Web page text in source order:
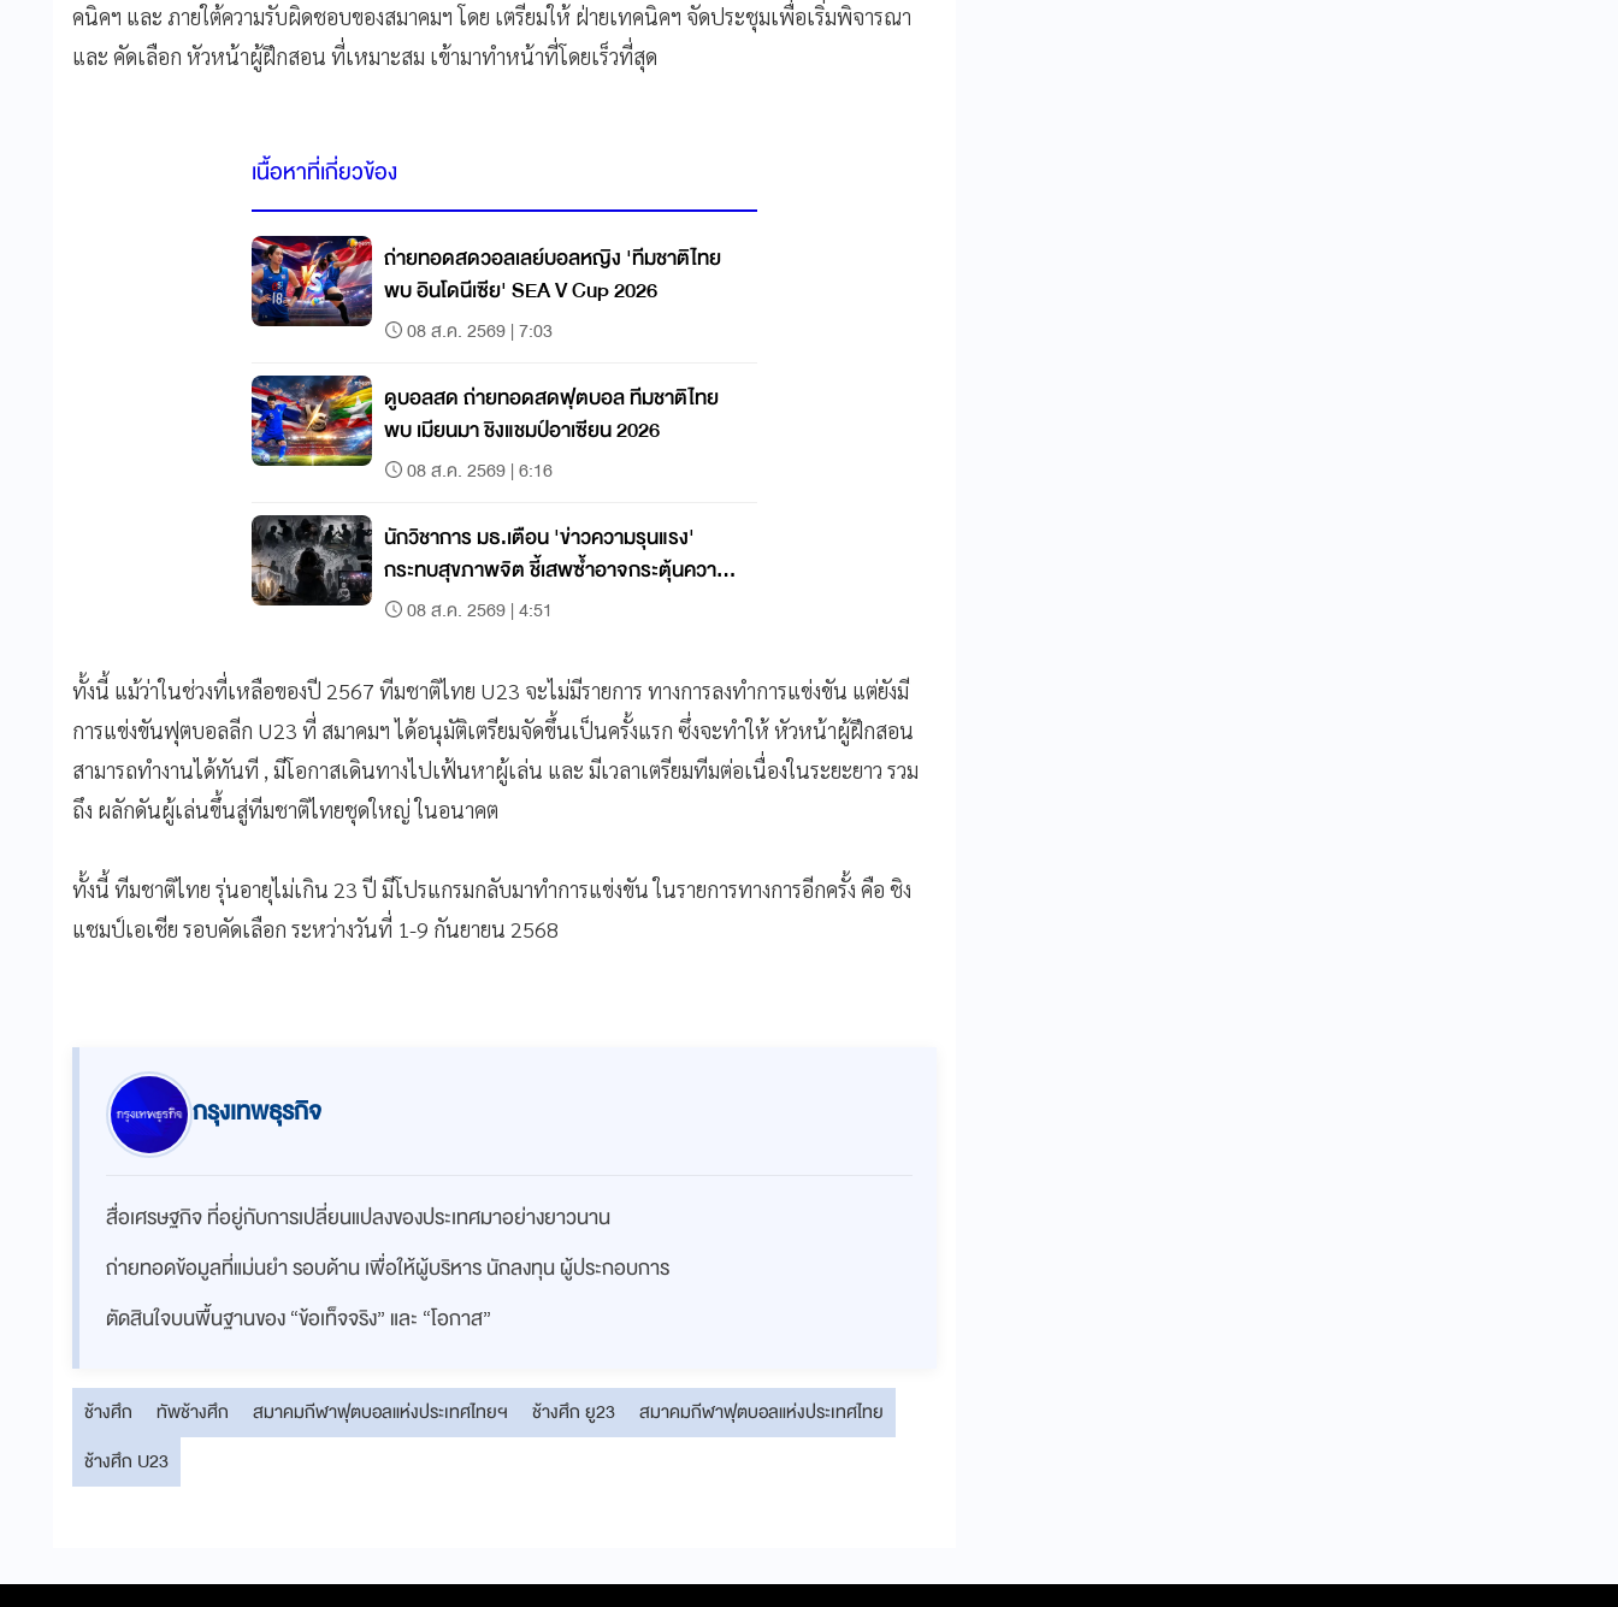
คนิคฯ และ ภายใต้ความรับผิดชอบของสมาคมฯ โดย เตรียมให้ ฝ่ายเทคนิคฯ จัดประชุมเพื่อเริ่มพิจารณา
และ คัดเลือก หัวหน้าผู้ฝึกสอน ที่เหมาะสม เข้ามาทำหน้าที่โดยเร็วที่สุด
เนื้อหาที่เกี่ยวข้อง
ถ่ายทอดสดวอลเลย์บอลหญิง 'ทีมชาติไทย
พบ อินโดนีเซีย' SEA V Cup 2026
08 ส.ค. 2569 | 7:03
ดูบอลสด ถ่ายทอดสดฟุตบอล ทีมชาติไทย
พบ เมียนมา ชิงแชมป์อาเซียน 2026
08 ส.ค. 2569 | 6:16
นักวิชาการ มธ.เตือน 'ข่าวความรุนแรง'
กระทบสุขภาพจิต ชี้เสพซ้ำอาจกระตุ้นความ
กลัว–วิตกกังวล แนะรัฐ-สื่อร่วมสร้างพื้นที่
08 ส.ค. 2569 | 4:51
ทั้งนี้ แม้ว่าในช่วงที่เหลือของปี 2567 ทีมชาติไทย U23 จะไม่มีรายการ ทางการลงทำการแข่งขัน แต่ยังมี
การแข่งขันฟุตบอลลีก U23 ที่ สมาคมฯ ได้อนุมัติเตรียมจัดขึ้นเป็นครั้งแรก ซึ่งจะทำให้ หัวหน้าผู้ฝึกสอน
สามารถทำงานได้ทันที , มีโอกาสเดินทางไปเฟ้นหาผู้เล่น และ มีเวลาเตรียมทีมต่อเนื่องในระยะยาว รวม
ถึง ผลักดันผู้เล่นขึ้นสู่ทีมชาติไทยชุดใหญ่ ในอนาคต
ทั้งนี้ ทีมชาติไทย รุ่นอายุไม่เกิน 23 ปี มีโปรแกรมกลับมาทำการแข่งขัน ในรายการทางการอีกครั้ง คือ ชิง
แชมป์เอเชีย รอบคัดเลือก ระหว่างวันที่ 1-9 กันยายน 2568
กรุงเทพธุรกิจ
สื่อเศรษฐกิจ ที่อยู่กับการเปลี่ยนแปลงของประเทศมาอย่างยาวนาน
ถ่ายทอดข้อมูลที่แม่นยำ รอบด้าน เพื่อให้ผู้บริหาร นักลงทุน ผู้ประกอบการ
ตัดสินใจบนพื้นฐานของ “ข้อเท็จจริง” และ “โอกาส”
ช้างศึก ทัพช้างศึก สมาคมกีฬาฟุตบอลแห่งประเทศไทยฯ ช้างศึก ยู23
สมาคมกีฬาฟุตบอลแห่งประเทศไทย
ช้างศึก U23